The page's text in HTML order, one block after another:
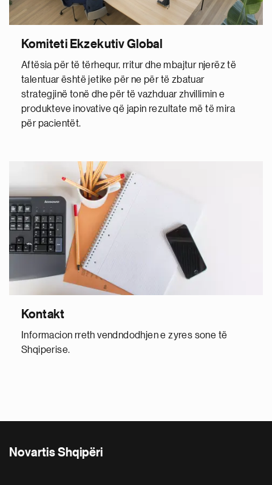
Komiteti Ekzekutiv Global
Aftësia për të tërhequr, rritur dhe mbajtur njerëz të
talentuar është jetike për ne për të zbatuar
strategjinë tonë dhe për të vazhduar zhvillimin e
produkteve inovative që japin rezultate më të mira
për pacientët.
Kontakt
Informacion rreth vendndodhjen e zyres sone të
Shqiperise.
Novartis Shqipëri